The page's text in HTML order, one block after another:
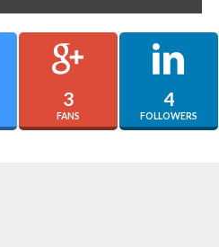
3
FANS
4
FOLLOWERS